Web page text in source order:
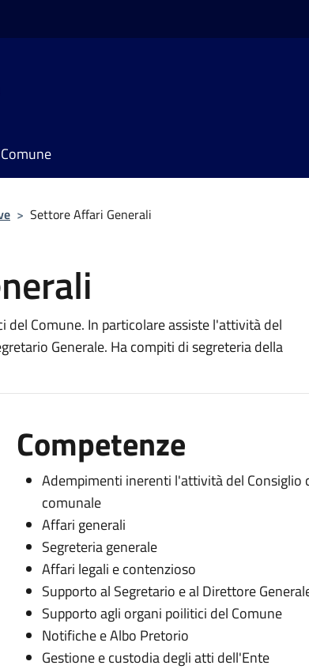
> Settore Affari Generali
del Comune. In particolare assiste l'attività del
Generale. Ha compiti di segreteria della
Competenze
Adempimenti inerenti l'attività del Consiglio
comunale
Affari generali
Segreteria generale
Affari legali e contenzioso
Supporto al Segretario e al Direttore
Supporto agli organi poilitici del Comune
Notifiche e Albo Pretorio
Gestione e custodia degli atti dell'Ente